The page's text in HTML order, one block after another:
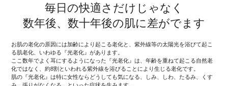
毎日の快適さだけじゃなく
数年後、数十年後の肌に差がでます
お肌の老化の原因には加齢により起こる老化と、紫外線等の太陽光を浴びて起こ
る肌老化、いわゆる『光老化』があります。
ここ数年でよく耳にするようになった『光老化』は、年齢を重ねて起こる自然老
化ではなく、約8割といわれる紫外線を浴びることにより生じる老化です。
肌の『光老化』は特に女性ならどうしても気になる、しみ、しわ、たるみ、くす